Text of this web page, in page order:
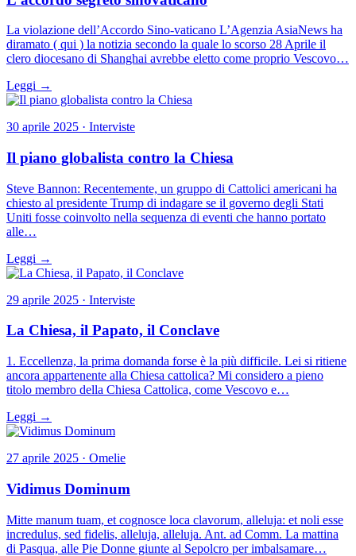
La violazione dell’Accordo Sino-vaticano L’Agenzia AsiaNews ha
diramato ( qui ) la notizia secondo la quale lo scorso 28 Aprile il
clero diocesano di Shanghai avrebbe eletto come proprio Vescovo…
Leggi →
30 aprile 2025 · Interviste
Il piano globalista contro la Chiesa
Steve Bannon: Recentemente, un gruppo di Cattolici americani ha
chiesto al presidente Trump di indagare se il governo degli Stati
Uniti fosse coinvolto nella sequenza di eventi che hanno portato
alle…
Leggi →
29 aprile 2025 · Interviste
La Chiesa, il Papato, il Conclave
1. Eccellenza, la prima domanda forse è la più difficile. Lei si ritiene
ancora appartenente alla Chiesa cattolica? Mi considero a pieno
titolo membro della Chiesa Cattolica, come Vescovo e…
Leggi →
27 aprile 2025 · Omelie
Vidimus Dominum
Mitte manum tuam, et cognosce loca clavorum, alleluja: et noli esse
incredulus, sed fidelis, alleluja, alleluja. Ant. ad Comm. La mattina
di Pasqua, alle Pie Donne giunte al Sepolcro per imbalsamare…